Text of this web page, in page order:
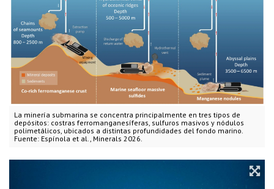
La minería submarina se concentra principalmente en tres tipos de
depósitos: costras ferromanganesíferas, sulfuros masivos y nódulos
polimetálicos, ubicados a distintas profundidades del fondo marino.
Fuente: Espínola et al., Minerals 2026.